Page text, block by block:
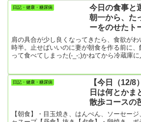
した。時間にして1時間45分前後なんですが
れてきました。散歩量を減らしたいのです
まで通り食べていたらHbA1cの悪化は目に
日記・健康・糖尿病
今日の食事と
朝一から、た
ーをのせたト
肩の具合が少し良くなってきたら、食欲が
時半。止せばいいのに妻が朝食を作る前に
って食べてしまった(-_-;)かねてから冷蔵庫に
を付けた。最近、テレビでトーストに小豆
分厚く切ったバターをのせたやつを見たん
から離れずにいて、ついに今朝作って食べ
日記・健康・糖尿病
【今日（12/
日は何とかま
散歩コースの
仲間なんだ！
【朝食】・目玉焼き、はんぺん、ソーセー